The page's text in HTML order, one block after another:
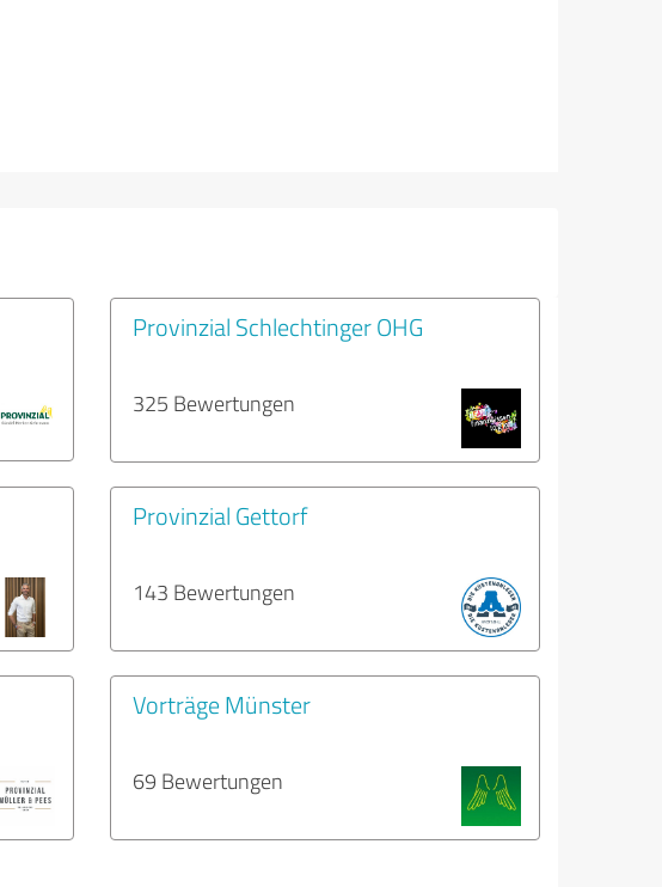
Provinzial Schlechtinger OHG
325 Bewertungen
Provinzial Gettorf
143 Bewertungen
Vorträge Münster
69 Bewertungen